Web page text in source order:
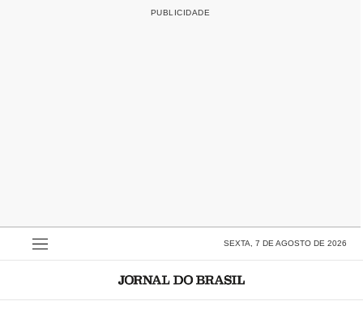
SEXTA, 7 DE AGOSTO DE 2026